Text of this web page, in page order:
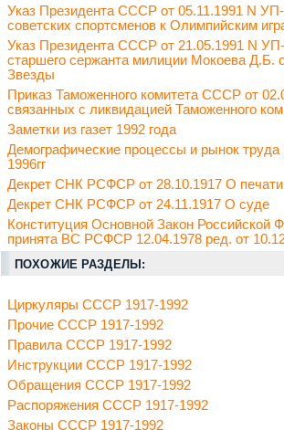
Указ Президента СССР от 05.11.1991 N
советских спортсменов к Олимпийским
Указ Президента СССР от 21.05.1991 N
старшего сержанта милиции Мокоева Д.Б.
Звезды
Приказ Таможенного комитета СССР от
связанных с ликвидацией Таможенного
Заметки из газет 1992 года
Демографические процессы и рынок труда
1996гг
Декрет СНК РСФСР от 28.10.1917 О печати
Декрет СНК РСФСР от 24.11.1917 О суде
Конституция Основной Закон Российской
принята ВС РСФСР 12.04.1978 ред. от
ПОХОЖИЕ РАЗДЕЛЫ:
Циркуляры СССР 1917-1992
Прочие СССР 1917-1992
Правила СССР 1917-1992
Инструкции СССР 1917-1992
Обращения СССР 1917-1992
Распоряжения СССР 1917-1992
Законы СССР 1917-1992